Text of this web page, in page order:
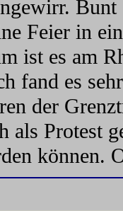
Feier in
ist es am
fand es
der
als Protest
können.